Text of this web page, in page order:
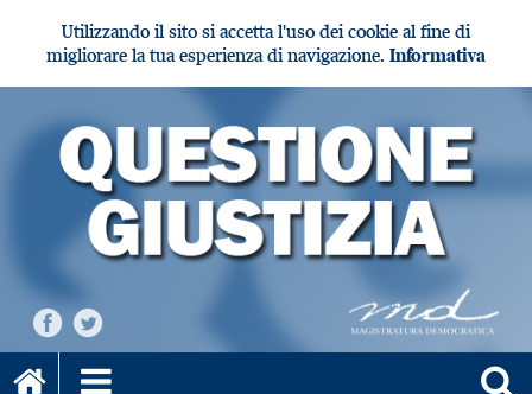
Utilizzando il sito si accetta l'uso dei cookie al fine di
migliorare la tua esperienza di navigazione. Informativa